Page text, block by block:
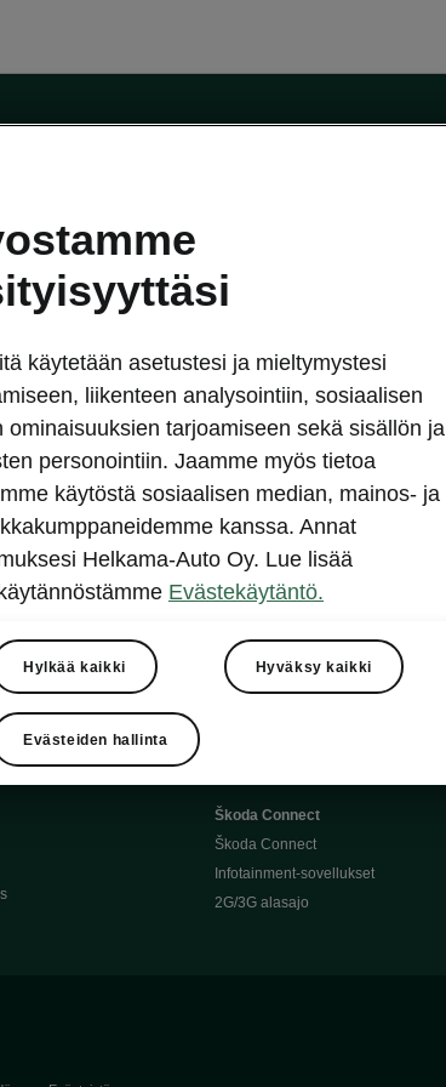
Käyttöohjeet Škoda Shop
Avustinjärjestelmät
Sähköautot ja hybridit
Sähköautot ja hybridit
Ladattavat hybridit
Vinkkejä sähköautoiluun
Ajoakku ja turvallisuus
Ohjelmiston päivitys
Kotilataus
Latauspisteet kartalla
Škoda Connect
Škoda Connect
Infotainment-sovellukset
2G/3G alasajo
käytetään asetustesi ja mieltymystesi
liikenteen analysointiin, sosiaalisen
ominaisuuksien tarjoamiseen sekä sisällön ja
personointiin. Jaamme myös tietoa
käytöstä sosiaalisen median, mainos- ja
kanssa. Annat
Helkama-Auto Oy. Lue lisää
Evästekäytäntö.
Hylkää kaikki Hyväksy kaikki
Evästeiden hallinta